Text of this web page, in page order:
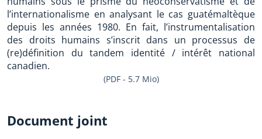
l’internationalisme en analysant le cas guatémaltèque
depuis les années 1980. En fait, l’instrumentalisation
des droits humains s’inscrit dans un processus de
(re)définition du tandem identité / intérêt national
canadien.
(PDF - 5.7 Mio)
Document joint